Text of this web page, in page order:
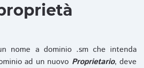
nome a dominio .sm che intenda
ad un nuovo Proprietario, deve